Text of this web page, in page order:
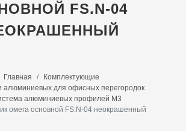
FS.N-04
Главная
Комплектующие
алюминиевых для офисных перегородок
алюминиевых профилей M3
омега основной FS.N-04 неокрашенный